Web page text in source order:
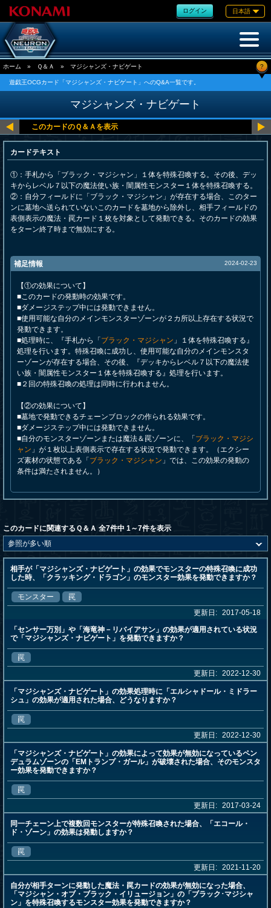
ログイン 日本語
ホーム » Ｑ＆Ａ » マジシャンズ・ナビゲート ?
遊戯王OCGカード「マジシャンズ・ナビゲート」へのQ&A一覧です。
マジシャンズ・ナビゲート
カードテキスト
①：手札から「ブラック・マジシャン」１体を特殊召喚する。その後、デッ
キからレベル７以下の魔法使い族・闇属性モンスター１体を特殊召喚する。
②：自分フィールドに「ブラック・マジシャン」が存在する場合、このター
ンに墓地へ送られていないこのカードを墓地から除外し、相手フィールドの
表側表示の魔法・罠カード１枚を対象として発動できる。そのカードの効果
をターン終了時まで無効にする。
補足情報 2024-02-23
【①の効果について】
■このカードの発動時の効果です。
■ダメージステップ中には発動できません。
■使用可能な自分のメインモンスターゾーンが２カ所以上存在する状況で
発動できます。
■処理時に、『手札から「 ブラック・マジシャン 」１体を特殊召喚する』
処理を行います。特殊召喚に成功し、使用可能な自分のメインモンスタ
ーゾーンが存在する場合、その後、『デッキからレベル７以下の魔法使
い族・闇属性モンスター１体を特殊召喚する』処理を行います。
■２回の特殊召喚の処理は同時に行われません。
【②の効果について】
■墓地で発動できるチェーンブロックの作られる効果です。
■ダメージステップ中には発動できません。
■自分のモンスターゾーンまたは魔法＆罠ゾーンに、「 ブラック・マジシ
ャン 」が１枚以上表側表示で存在する状況で発動できます。（エクシー
ズ素材の状態である「 ブラック・マジシャン 」では、この効果の発動の
条件は満たされません。）
このカードに関連するＱ＆Ａ 全7件中 1～7件を表示
相手が「マジシャンズ・ナビゲート」の効果でモンスターの特殊召喚に成功
した時、「クラッキング・ドラゴン」のモンスター効果を発動できますか？
モンスター
罠
更新日: 2017-05-18
「センサー万別」や「海竜神－リバイアサン」の効果が適用されている状況
で「マジシャンズ・ナビゲート」を発動できますか？
罠
更新日: 2022-12-30
「マジシャンズ・ナビゲート」の効果処理時に「エルシャドール・ミドラー
シュ」の効果が適用された場合、どうなりますか？
罠
更新日: 2022-12-30
「マジシャンズ・ナビゲート」の効果によって効果が無効になっているペン
デュラムゾーンの「EMトランプ・ガール」が破壊された場合、そのモンスタ
ー効果を発動できますか？
罠
更新日: 2017-03-24
同一チェーン上で複数回モンスターが特殊召喚された場合、「エコール・
ド・ゾーン」の効果は発動しますか？
罠
更新日: 2021-11-20
自分が相手ターンに発動した魔法・罠カードの効果が無効になった場合、
「マジシャン・オブ・ブラック・イリュージョン」の「ブラック･マジシャ
ン」を特殊召喚するモンスター効果を発動できますか？